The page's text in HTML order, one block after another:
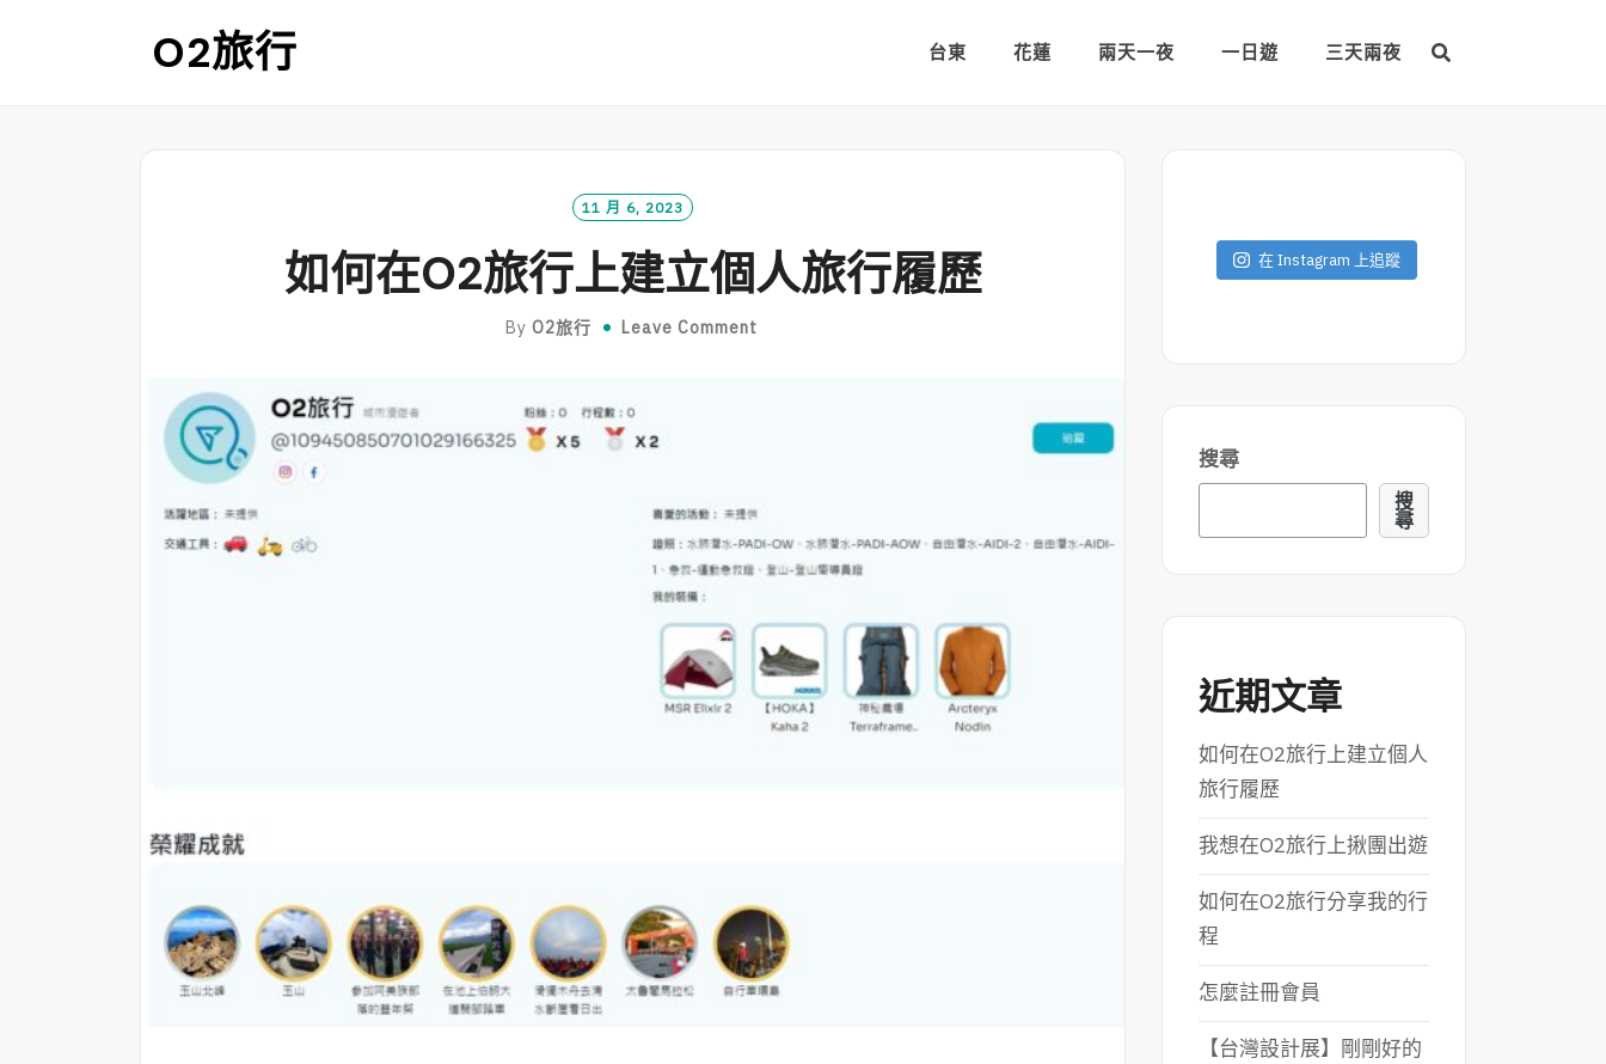
O2旅行 台東 花蓮 兩天一夜 一日遊 三天兩夜
11 月 6, 2023
如何在O2旅行上建立個人旅行履歷
By O2旅行 Leave Comment
在 Instagram 上追蹤
搜尋
搜
尋
近期文章
如何在O2旅行上建立個人
旅行履歷
我想在O2旅行上揪團出遊
如何在O2旅行分享我的行
程
怎麼註冊會員
【台灣設計展】剛剛好的